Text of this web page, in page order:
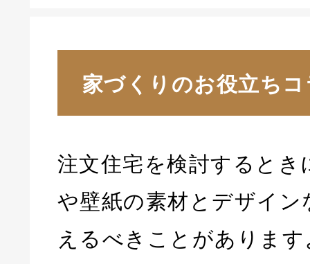
家づくりのお役立ち
注文住宅を検討するとき
や壁紙の素材とデザイ
えるべきことがありま